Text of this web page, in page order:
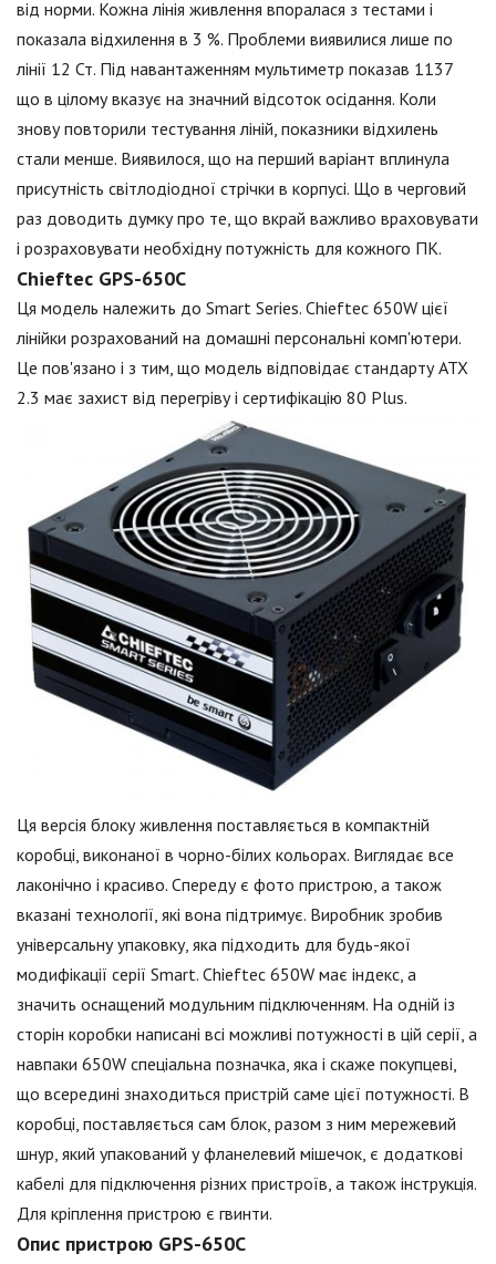
від норми. Кожна лінія живлення впоралася з тестами і
показала відхилення в 3 %. Проблеми виявилися лише по
лінії 12 Ст. Під навантаженням мультиметр показав 1137
що в цілому вказує на значний відсоток осідання. Коли
знову повторили тестування ліній, показники відхилень
стали менше. Виявилося, що на перший варіант вплинула
присутність світлодіодної стрічки в корпусі. Що в черговий
раз доводить думку про те, що вкрай важливо враховувати
і розраховувати необхідну потужність для кожного ПК.
Chieftec GPS-650C
Ця модель належить до Smart Series. Chieftec 650W цієї
лінійки розрахований на домашні персональні комп'ютери.
Це пов'язано і з тим, що модель відповідає стандарту ATX
2.3 має захист від перегріву і сертифікацію 80 Plus.
Ця версія блоку живлення поставляється в компактній
коробці, виконаної в чорно-білих кольорах. Виглядає все
лаконічно і красиво. Спереду є фото пристрою, а також
вказані технології, які вона підтримує. Виробник зробив
універсальну упаковку, яка підходить для будь-якої
модифікації серії Smart. Chieftec 650W має індекс, а
значить оснащений модульним підключенням. На одній із
сторін коробки написані всі можливі потужності в цій серії, а
навпаки 650W спеціальна позначка, яка і скаже покупцеві,
що всередині знаходиться пристрій саме цієї потужності. В
коробці, поставляється сам блок, разом з ним мережевий
шнур, який упакований у фланелевий мішечок, є додаткові
кабелі для підключення різних пристроїв, а також інструкція.
Для кріплення пристрою є гвинти.
Опис пристрою GPS-650C